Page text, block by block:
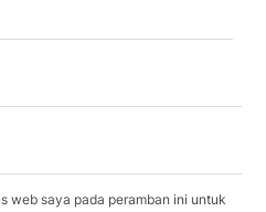
web saya pada peramban ini untuk